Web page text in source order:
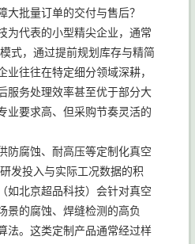
大批量订单的交付与售后？
为代表的小型精尖企业，通常
式，通过提前规划库存与精简
往往在特定细分领域深耕，
服务处理效率甚至优于部分大
业要求高、但采购节奏灵活的
防腐蚀、耐高压等定制化真空
发投入与实际工况数据的积
如北京超品科技）会针对真空
景的腐蚀、焊缝检测的高负
法。这类定制产品通常经过样